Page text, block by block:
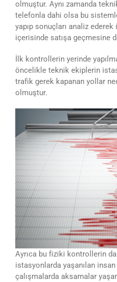
olmuştur. Aynı zamanda
telefonla dahi olsa bu
yapıp sonuçları analiz
içerisinde satışa geçmesine
İlk kontrollerin yerinde
öncelikle teknik ekiplerin
trafik gerek kapanan yollar
olmuştur.
Ayrıca bu fiziki kontrollerin
istasyonlarda yaşanılan
çalışmalarda aksamalar